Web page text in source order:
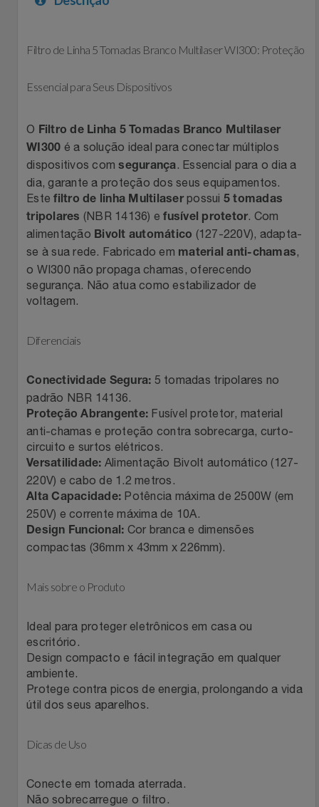
Celulares E Smartphone
Cosméticos
Cozinha
Eletroportáteis
Esportes
Experiências
Ferramentas
Filmes
Informática
Jardim
Jogos E Consoles
Livros
Malas E Mochilas
Natal
Notebooks E Tablet
Papelaria
Páscoa
Electrolux
Extra
Fortaleza
Gama Italy
Giftty
Havanna
Hospital De Amor
Jbl
Lity
Loccitane Au Bresil
Loccitane En Provence
Magalu
Meu Resgate Favorito
Mondial
Natura
Netshoes
Perfumes & Cosméticos
Ponto Frio
Extra
Individual
Insider
John John
Le Lis
Magalu
Méliuz
Natura
Netshoes
Pet Love Saúde
Ponto Frio
Pontos Por Opiniões
Portal Das Malas
Renner
Filtro de Linha 5 Tomadas Branco Multilaser WI300: Proteção
Essencial para Seus Dispositivos
O Filtro de Linha 5 Tomadas Branco Multilaser
WI300 é a solução ideal para conectar múltiplos
dispositivos comsegurança. Essencial para o dia a
dia, garante a proteção dos seus equipamentos.
Estefiltro de linha Multilaserpossui 5 tomadas
tripolares (NBR 14136) efusível protetor. Com
alimentação Bivolt automático (127-220V), adapta-
se à sua rede. Fabricado em material anti-chamas,
o WI300 não propaga chamas, oferecendo
segurança. Não atua como estabilizador de
voltagem.
Diferenciais
Conectividade Segura: 5 tomadas tripolares no
padrão NBR 14136.
Proteção Abrangente: Fusível protetor, material
anti-chamas e proteção contra sobrecarga, curto-
circuito e surtos elétricos.
Versatilidade: Alimentação Bivolt automático (127-
220V) e cabo de 1.2 metros.
Alta Capacidade: Potência máxima de 2500W (em
250V) e corrente máxima de 10A.
Design Funcional: Cor branca e dimensões
compactas (36mm x 43mm x 226mm).
Mais sobre o Produto
Ideal para proteger eletrônicos em casa ou
escritório.
Design compacto e fácil integração em qualquer
ambiente.
Protege contra picos de energia, prolongando a vida
útil dos seus aparelhos.
Dicas de Uso
Conecte em tomada aterrada.
Não sobrecarregue o filtro.